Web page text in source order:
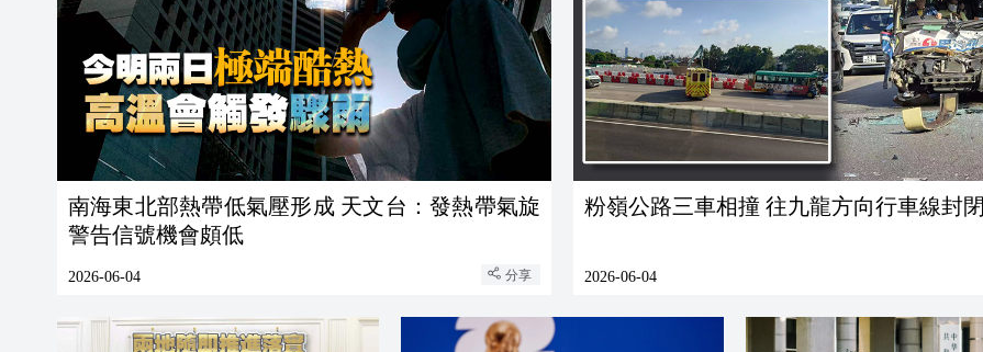
南海東北部熱帶低氣壓形成 天文台：發熱帶氣旋
警告信號機會頗低
2026-06-04 分享
粉嶺公路三車相撞 往九龍方向行車線封閉
2026-06-04